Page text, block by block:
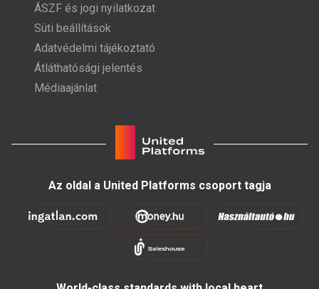
ÁSZF és jogi nyilatkozat
Süti beállítások
Adatvédelmi tájékoztató
Átláthatósági jelentés
Médiaajánlat
Az oldal a United Platforms csoport tagja